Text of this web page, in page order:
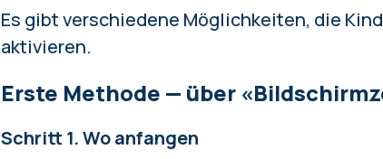
Es gibt verschiedene Möglichkeiten, die
aktivieren.
Erste Methode — über
Schritt 1. Wo anfangen